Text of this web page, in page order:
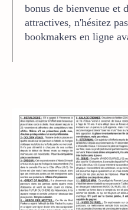
bonus de bienvenue et
attractives, n'hésitez
bookmakers en ligne